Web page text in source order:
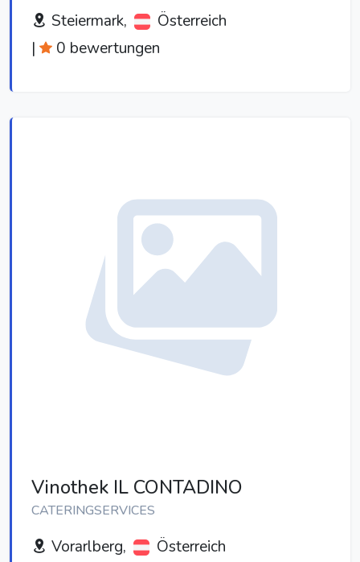
Steiermark,
Österreich
|
0 bewertungen
Vinothek IL CONTADINO
CATERINGSERVICES
Vorarlberg,
Österreich